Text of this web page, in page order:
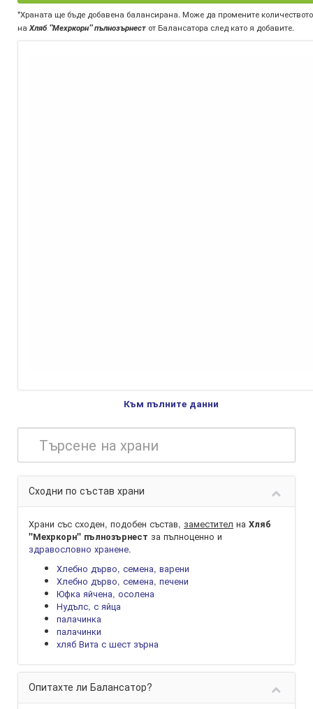
*Храната ще бъде добавена балансирана. Може да промените количеството
на Хляб "Мехркорн" пълнозърнест от Балансатора след като я добавите.
Към пълните данни
Сходни по състав храни
Храни със сходен, подобен състав, заместител на Хляб
"Мехркорн" пълнозърнест за пълноценно и
здравословно хранене.
Хлебно дърво, семена, варени
Хлебно дърво, семена, печени
Юфка яйчена, осолена
Нудълс, с яйца
палачинка
палачинки
хляб Вита с шест зърна
Опитахте ли Балансатор?